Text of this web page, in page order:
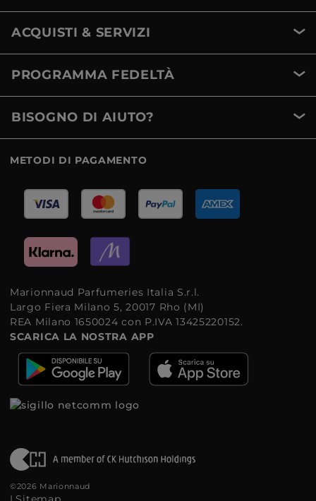
ACQUISTI & SERVIZI
PROGRAMMA FEDELTÀ
BISOGNO DI AIUTO?
METODI DI PAGAMENTO
Marionnaud Parfumeries Italia S.r.l.
Largo Fiera Milano 5, 20017 Rho (MI)
REA Milano 1650024 con P.IVA 13425220152.
SCARICA LA NOSTRA APP
©2026 Marionnaud